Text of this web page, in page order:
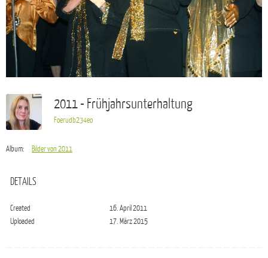
2011 - Frühjahrsunterhaltung
Foerudb234eo
Album: Bilder von 2011
DETAILS
Created
16. April 2011
Uploaded
17. März 2015